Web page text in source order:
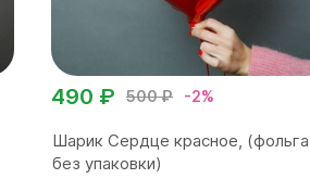
500 ₽ -2%
490 ₽
Шарик Сердце красное, (фольга
без упаковки)